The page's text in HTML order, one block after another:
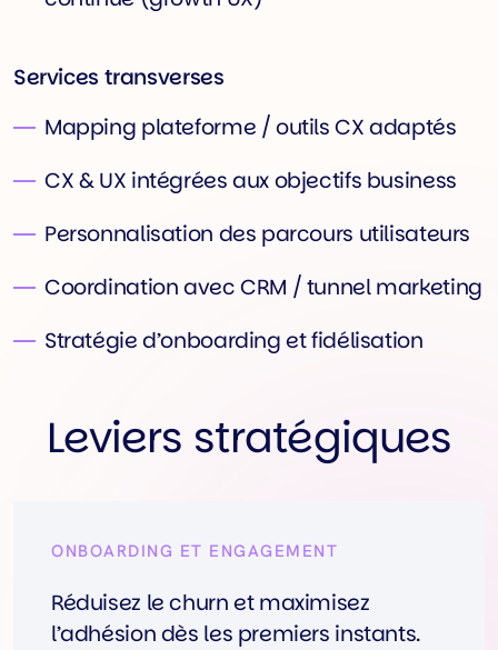
Services transverses
Mapping plateforme / outils CX adaptés
CX & UX intégrées aux objectifs business
Personnalisation des parcours utilisateurs
Coordination avec CRM / tunnel marketing
Stratégie d’onboarding et fidélisation
Leviers stratégiques
ONBOARDING ET ENGAGEMENT
Réduisez le churn et maximisez
l’adhésion dès les premiers instants.